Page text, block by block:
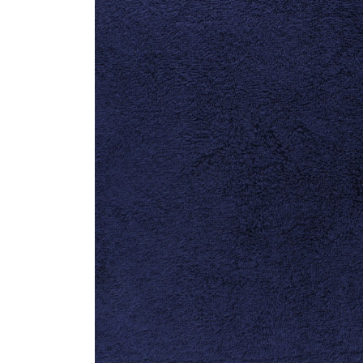
Nouveautés
Machines à coudre
| Surjeteuses |
Brodeuses